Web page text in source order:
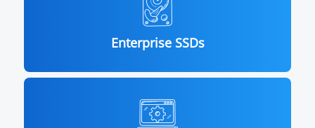
Enterprise SSDs